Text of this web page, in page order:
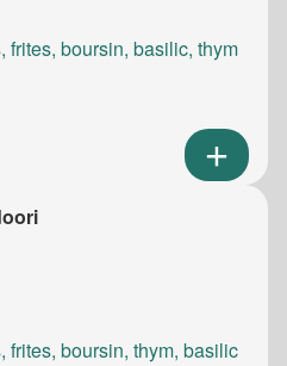
frites, boursin, basilic, thym
frites, boursin, thym, basilic